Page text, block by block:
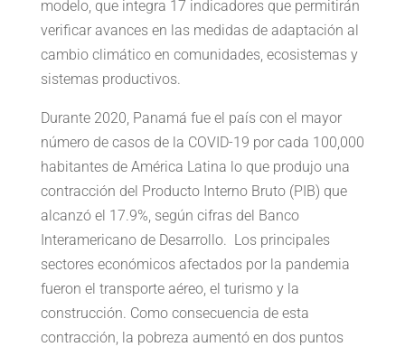
modelo, que integra 17 indicadores que permitirán
verificar avances en las medidas de adaptación al
cambio climático en comunidades, ecosistemas y
sistemas productivos.
Durante 2020, Panamá fue el país con el mayor
número de casos de la COVID-19 por cada 100,000
habitantes de América Latina lo que produjo una
contracción del Producto Interno Bruto (PIB) que
alcanzó el 17.9%, según cifras del Banco
Interamericano de Desarrollo. Los principales
sectores económicos afectados por la pandemia
fueron el transporte aéreo, el turismo y la
construcción. Como consecuencia de esta
contracción, la pobreza aumentó en dos puntos